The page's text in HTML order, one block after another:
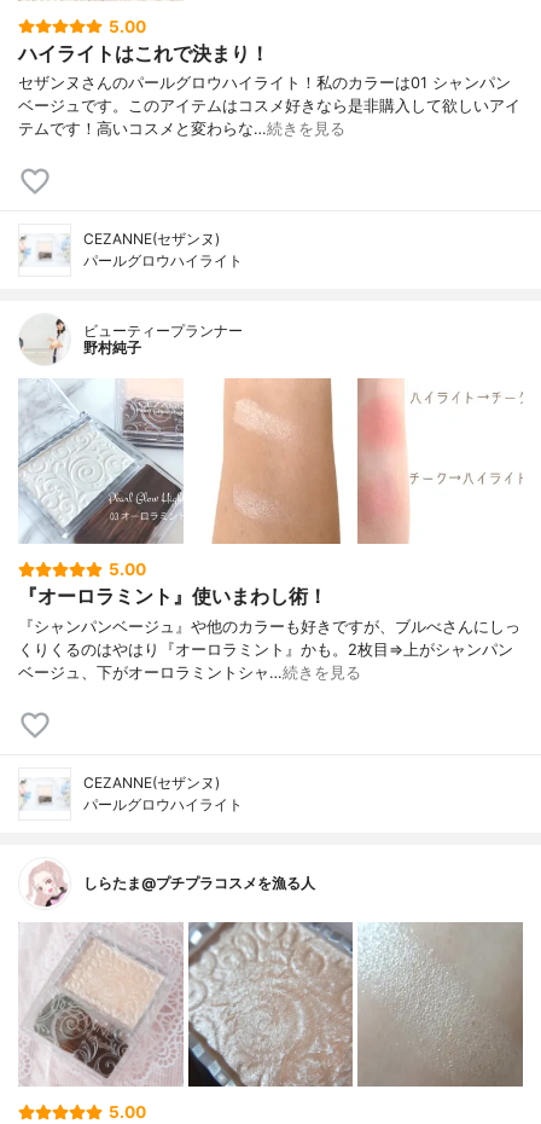
5.00
ハイライトはこれで決まり！
セザンヌさんのパールグロウハイライト！私のカラーは01 シャンパン
ベージュです。このアイテムはコスメ好きなら是非購入して欲しいアイ
テムです！高いコスメと変わらな…続きを見る
CEZANNE(セザンヌ)
パールグロウハイライト
ビューティープランナー
野村純子
5.00
『オーロラミント』使いまわし術！
『シャンパンベージュ』や他のカラーも好きですが、ブルべさんにしっ
くりくるのはやはり『オーロラミント』かも。2枚目⇒上がシャンパン
ベージュ、下がオーロラミントシャ…続きを見る
CEZANNE(セザンヌ)
パールグロウハイライト
しらたま@プチプラコスメを漁る人
5.00